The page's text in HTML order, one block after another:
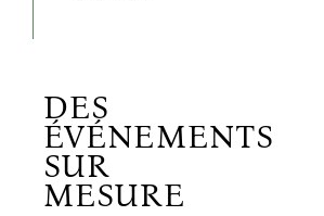
DES
ÉVÉNEMENTS
SUR
MESURE